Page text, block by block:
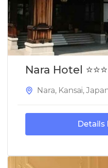
Nara Hotel
Nara, Kansai,
Details